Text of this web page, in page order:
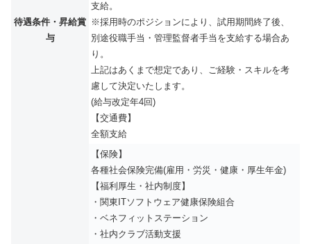
待遇条件・昇給賞
与
支給。
※採用時のポジションにより、試用期間終了後、
別途役職手当・管理監督者手当を支給する場合あ
り。
上記はあくまで想定であり、ご経験・スキルを考
慮して決定いたします。
(給与改定年4回)
【交通費】
全額支給
【保険】
各種社会保険完備(雇用・労災・健康・厚生年金)
【福利厚生・社内制度】
・関東ITソフトウェア健康保険組合
・ベネフィットステーション
・社内クラブ活動支援